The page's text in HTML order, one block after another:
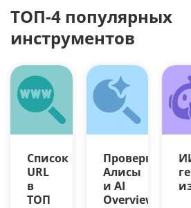
ТОП-4 популярных
инструментов
Список
URL
в
ТОП
Проверка
Алисы
и AI
Overview